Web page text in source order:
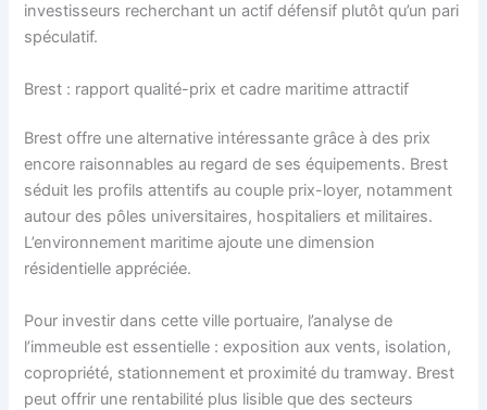
investisseurs recherchant un actif défensif plutôt qu’un pari
spéculatif.
Brest : rapport qualité-prix et cadre maritime attractif
Brest offre une alternative intéressante grâce à des prix
encore raisonnables au regard de ses équipements. Brest
séduit les profils attentifs au couple prix-loyer, notamment
autour des pôles universitaires, hospitaliers et militaires.
L’environnement maritime ajoute une dimension
résidentielle appréciée.
Pour investir dans cette ville portuaire, l’analyse de
l’immeuble est essentielle : exposition aux vents, isolation,
copropriété, stationnement et proximité du tramway. Brest
peut offrir une rentabilité plus lisible que des secteurs